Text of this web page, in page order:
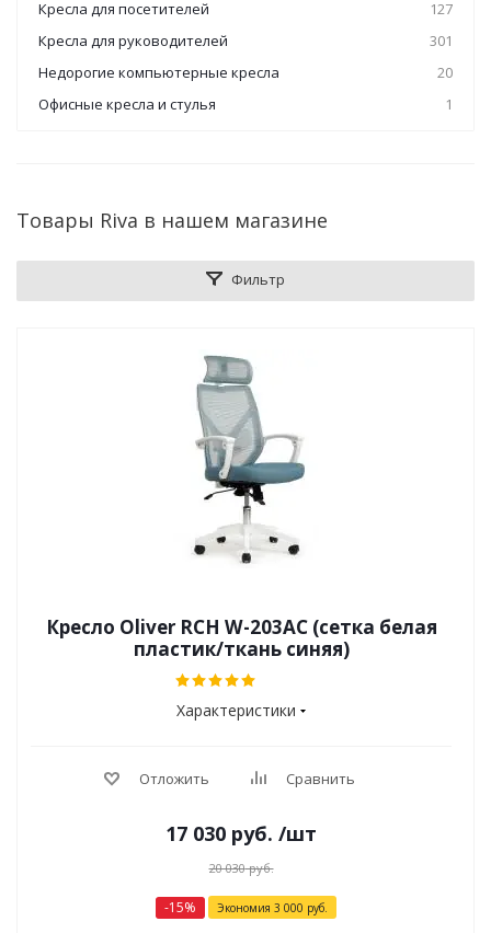
Кресла для посетителей
127
Кресла для руководителей
301
Недорогие компьютерные кресла
20
Офисные кресла и стулья
1
Товары Riva в нашем магазине
Фильтр
Кресло Oliver RCH W-203AC (сетка белая
пластик/ткань синяя)
Характеристики
Отложить Сравнить
17 030 руб. /шт
20 030руб.
-15% Экономия 3 000 руб.